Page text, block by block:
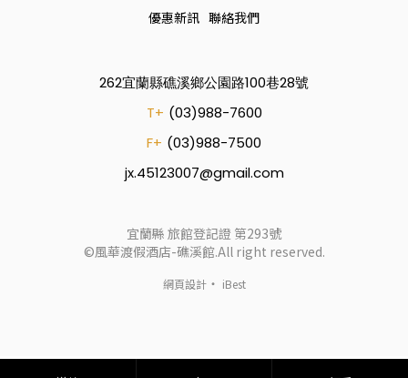
優惠新訊 聯絡我們
262宜蘭縣礁溪鄉公園路100巷28號
T+ (03)988-7600
F+ (03)988-7500
jx.45123007@gmail.com
宜蘭縣 旅館登記證 第293號
©風華渡假酒店-礁溪館.All right reserved.
網頁設計‧ iBest